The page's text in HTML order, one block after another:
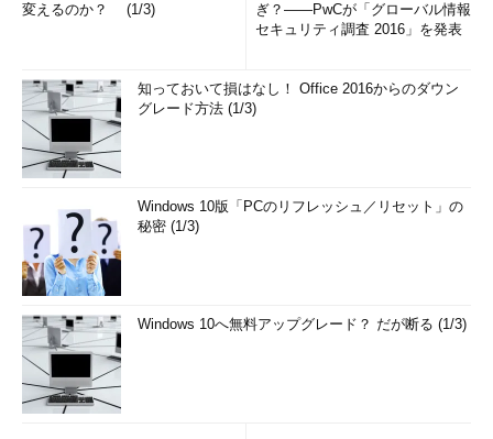
変えるのか？ (1/3)
ぎ？――PwCが「グローバル情報
セキュリティ調査 2016」を発表
知っておいて損はなし！ Office 2016からのダウン
グレード方法 (1/3)
Windows 10版「PCのリフレッシュ／リセット」の
秘密 (1/3)
Windows 10へ無料アップグレード？ だが断る (1/3)